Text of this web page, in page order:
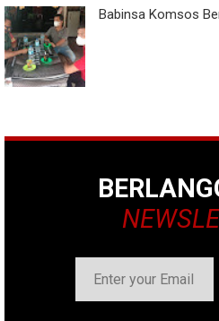
Babinsa Komsos